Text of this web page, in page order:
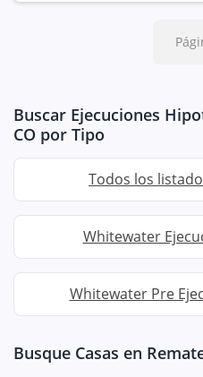
Buscar Ejecuciones
CO por Tipo
Todos los
Whitewater
Whitewater Pre
Busque Casas en